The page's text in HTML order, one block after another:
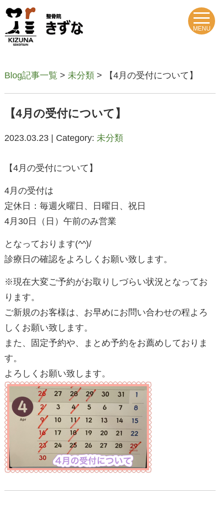
MENU
Blog記事一覧 > 未分類> 【4月の受付について】
【4月の受付について】
2023.03.23 | Category: 未分類
【4月の受付について】
4月の受付は
定休日：毎週火曜日、日曜日、祝日
4月30日（日）午前のみ営業
となっております(^^)/
診療日の確認をよろしくお願い致します。
※現在大変ご予約がお取りしづらい状況となってお
ります。
ご新規のお客様は、お早めにお問い合わせの程よろ
しくお願い致します。
また、固定予約や、まとめ予約をお薦めしておりま
す。
よろしくお願い致します。